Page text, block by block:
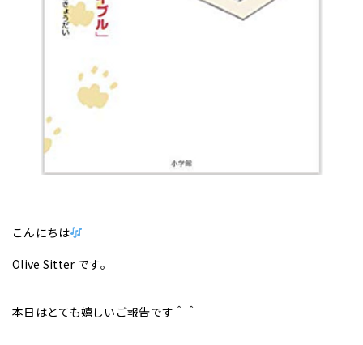
こんにちは
Olive Sitter です。
本日はとても嬉しいご報告です＾＾